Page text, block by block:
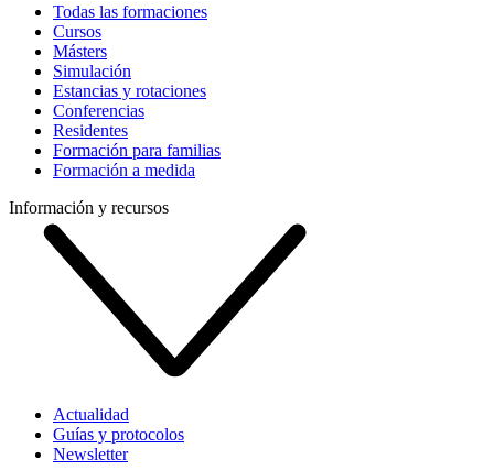
Todas las formaciones
Cursos
Másters
Simulación
Estancias y rotaciones
Conferencias
Residentes
Formación para familias
Formación a medida
Información y recursos
Actualidad
Guías y protocolos
Newsletter